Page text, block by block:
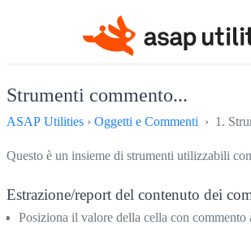
Strumenti commento...
ASAP Utilities › Oggetti e Commenti › 1.
Questo è un insieme di strumenti utilizzabili
Estrazione/report del contenuto dei
Posiziona il valore della cella con commento